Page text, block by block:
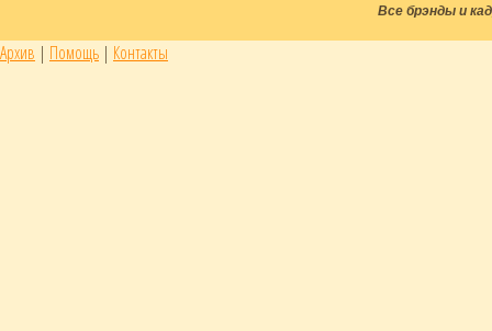
Все брэнды и
Архив | Помощь | Контакты